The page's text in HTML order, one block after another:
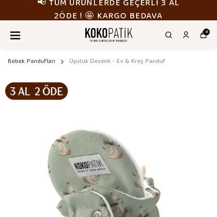
📢 TÜM ÜRÜNLERDE GEÇERLİ 3 AL
2ÖDE ! 🤩 KARGO BEDAVA
0
Bebek Pandufları Üşütük Desenli - Ev & Kreş Panduf